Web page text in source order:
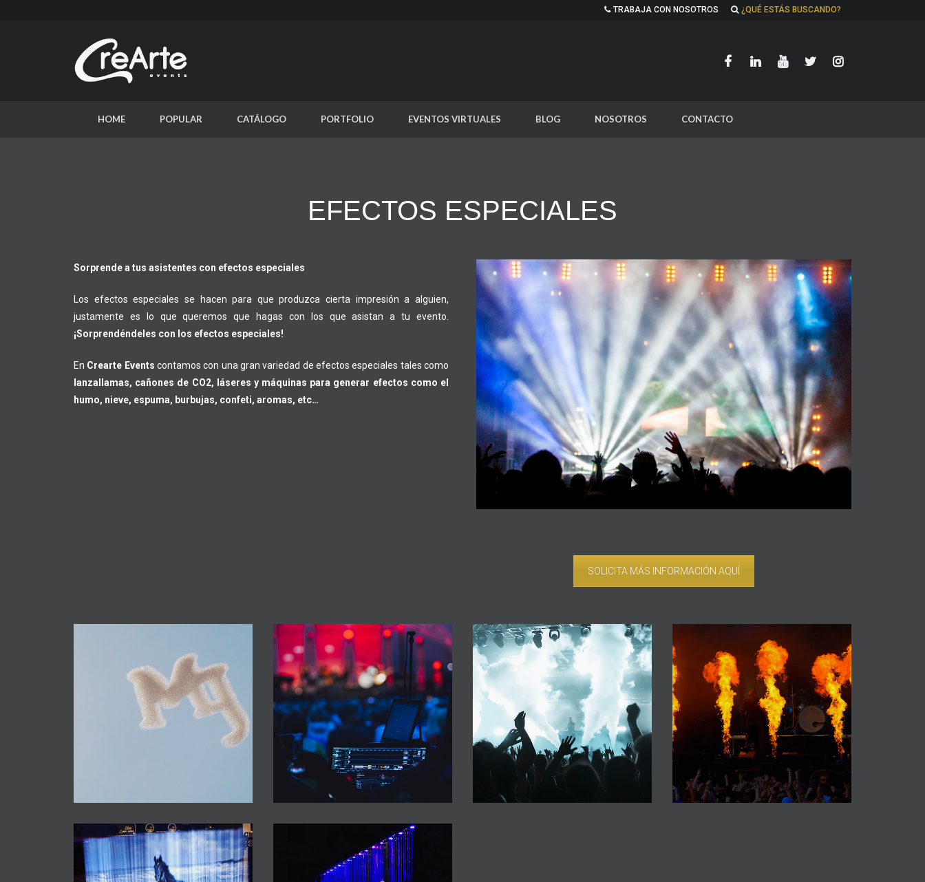
TRABAJA CON NOSOTROS ¿QUÉ ESTÁS BUSCANDO?
HOME POPULAR CATÁLOGO PORTFOLIO EVENTOS VIRTUALES BLOG NOSOTROS CONTACTO
EFECTOS ESPECIALES
Sorprende a tus asistentes con efectos especiales
Los efectos especiales se hacen para que produzca cierta impresión a alguien,
justamente es lo que queremos que hagas con los que asistan a tu evento.
¡Sorprendéndeles con los efectos especiales!
En Crearte Events contamos con una gran variedad de efectos especiales tales como
lanzallamas, cañones de CO2, láseres y máquinas para generar efectos como el
humo, nieve, espuma, burbujas, confeti, aromas, etc…
SOLICITA MÁS INFORMACIÓN AQUÍ
Fly Logos Máquinas y accesorios Megatron CO2 Lanzallamas